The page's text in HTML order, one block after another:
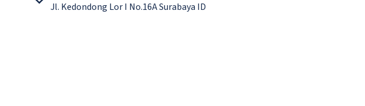
Jl. Kedondong Lor I No.16A Surabaya ID